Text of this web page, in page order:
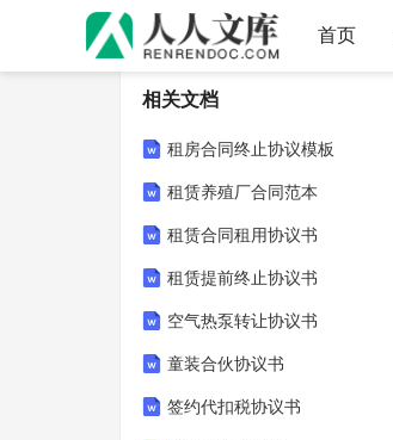
首页
相关文档
租房合同终止协议模板
租赁养殖厂合同范本
租赁合同租用协议书
租赁提前终止协议书
空气热泵转让协议书
童装合伙协议书
签约代扣税协议书